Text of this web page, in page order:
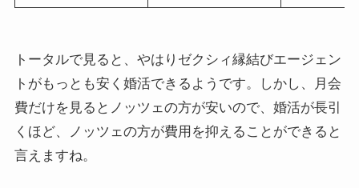
トータルで見ると、やはりゼクシィ縁結びエージェン
トがもっとも安く婚活できるようです。しかし、月会
費だけを見るとノッツェの方が安いので、婚活が長引
くほど、ノッツェの方が費用を抑えることができると
言えますね。